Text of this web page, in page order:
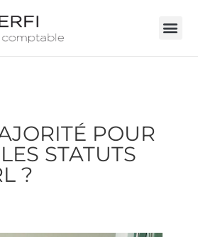
POUR
STATUTS
?